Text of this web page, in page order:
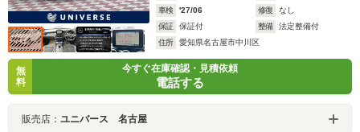
車検
'27/06 修復
なし
保証
保証付 整備
法定整備付
住所
愛知県名古屋市中川区
無
料
今すぐ在庫確認・見積依頼
電話する
販売店： ユニバース 名古屋